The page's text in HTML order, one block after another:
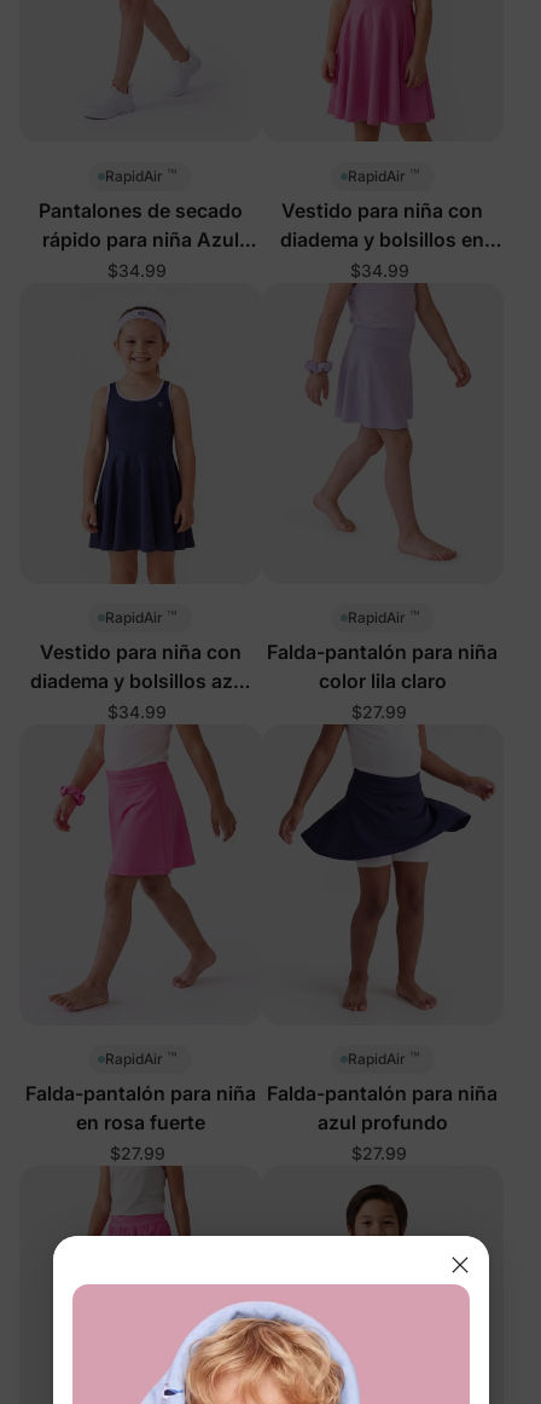
RapidAir ™
Pantalones de secado
rápido para niña Azul
profundo
$34.99
RapidAir ™
Vestido para niña con
diadema y bolsillos en
rosa fuerte
$34.99
RapidAir ™
Vestido para niña con
diadema y bolsillos azul
profundo
$34.99
RapidAir ™
Falda-pantalón para niña
color lila claro
$27.99
RapidAir ™
Falda-pantalón para niña
en rosa fuerte
$27.99
RapidAir ™
Falda-pantalón para niña
azul profundo
$27.99